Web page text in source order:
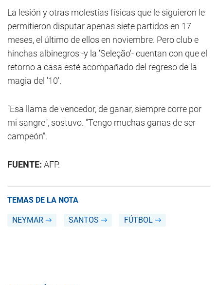
La lesión y otras molestias físicas que le siguieron le
permitieron disputar apenas siete partidos en 17
meses, el último de ellos en noviembre. Pero club e
hinchas albinegros -y la 'Seleção'- cuentan con que el
retorno a casa esté acompañado del regreso de la
magia del '10'.
"Esa llama de vencedor, de ganar, siempre corre por
mi sangre", sostuvo. "Tengo muchas ganas de ser
campeón".
FUENTE: AFP.
TEMAS DE LA NOTA
NEYMAR SANTOS FÚTBOL